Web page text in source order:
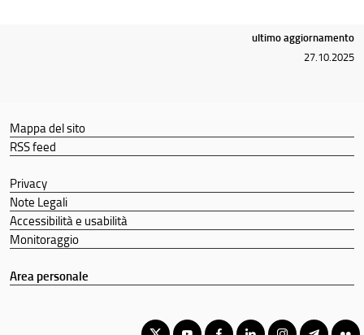
ultimo aggiornamento
27.10.2025
Mappa del sito
RSS feed
Privacy
Note Legali
Accessibilità e usabilità
Monitoraggio
Area personale